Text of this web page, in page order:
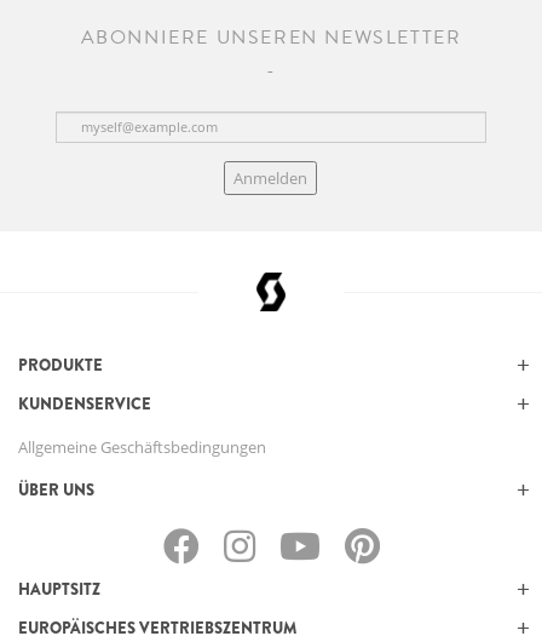
ABONNIERE UNSEREN NEWSLETTER
Anmelden
PRODUKTE
KUNDENSERVICE
Allgemeine Geschäftsbedingungen
ÜBER UNS
HAUPTSITZ
EUROPÄISCHES VERTRIEBSZENTRUM